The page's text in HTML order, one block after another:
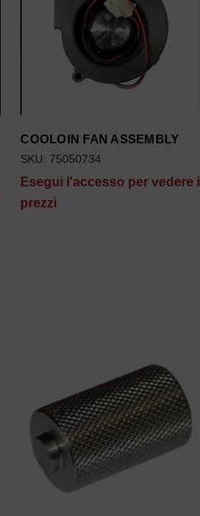
COOLOIN FAN ASSEMBLY
SKU: 75050734
Esegui l'accesso per vedere i
prezzi